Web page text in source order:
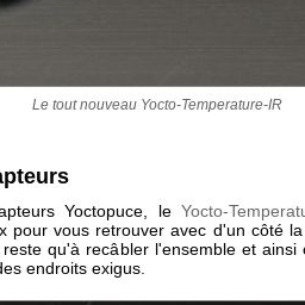
Le tout nouveau Yocto-Temperature-IR
Yoctopuce, le Yocto-
pour vous retrouver avec d'un côté
qu'à recâbler l'ensemble et
endroits exigus.